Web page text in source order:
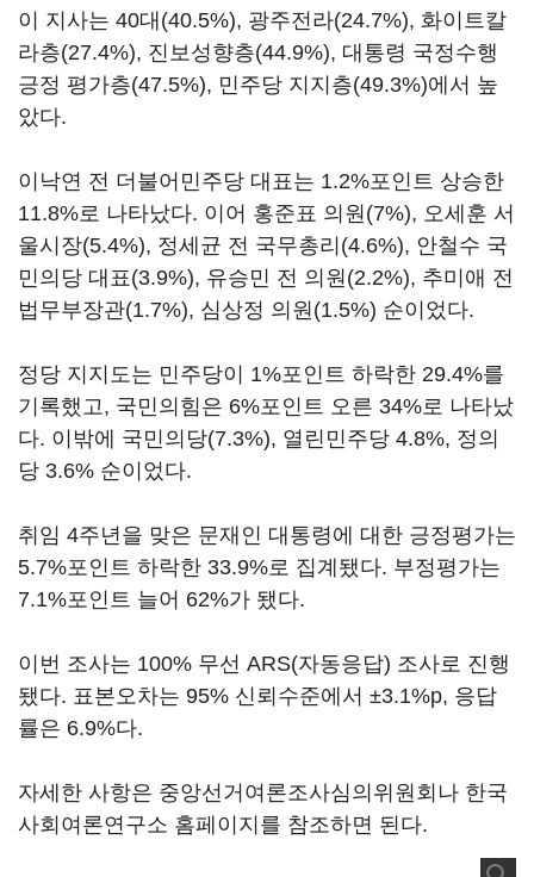
이 지사는 40대(40.5%), 광주전라(24.7%), 화이트칼
라층(27.4%), 진보성향층(44.9%), 대통령 국정수행
긍정 평가층(47.5%), 민주당 지지층(49.3%)에서 높
았다.
이낙연 전 더불어민주당 대표는 1.2%포인트 상승한
11.8%로 나타났다. 이어 홍준표 의원(7%), 오세훈 서
울시장(5.4%), 정세균 전 국무총리(4.6%), 안철수 국
민의당 대표(3.9%), 유승민 전 의원(2.2%), 추미애 전
법무부장관(1.7%), 심상정 의원(1.5%) 순이었다.
정당 지지도는 민주당이 1%포인트 하락한 29.4%를
기록했고, 국민의힘은 6%포인트 오른 34%로 나타났
다. 이밖에 국민의당(7.3%), 열린민주당 4.8%, 정의
당 3.6% 순이었다.
취임 4주년을 맞은 문재인 대통령에 대한 긍정평가는
5.7%포인트 하락한 33.9%로 집계됐다. 부정평가는
7.1%포인트 늘어 62%가 됐다.
이번 조사는 100% 무선 ARS(자동응답) 조사로 진행
됐다. 표본오차는 95% 신뢰수준에서 ±3.1%p, 응답
률은 6.9%다.
자세한 사항은 중앙선거여론조사심의위원회나 한국
사회여론연구소 홈페이지를 참조하면 된다.